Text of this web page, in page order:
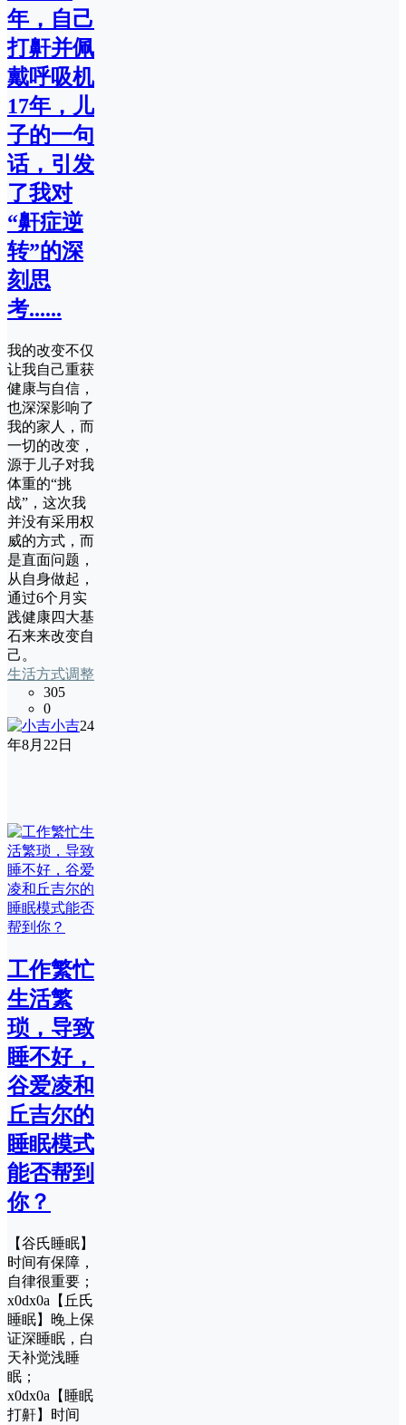
年，自己
打鼾并佩
戴呼吸机
17年，儿
子的一句
话，引发
了我对
“鼾症逆
转”的深
刻思
考......
我的改变不仅
让我自己重获
健康与自信，
也深深影响了
我的家人，而
一切的改变，
源于儿子对我
体重的“挑
战”，这次我
并没有采用权
威的方式，而
是直面问题，
从自身做起，
通过6个月实
践健康四大基
石来来改变自
己。
生活方式调整
305
0
小吉24
年8月22日
工作繁忙
生活繁
琐，导致
睡不好，
谷爱凌和
丘吉尔的
睡眠模式
能否帮到
你？
【谷氏睡眠】
时间有保障，
自律很重要；
x0dx0a【丘氏
睡眠】晚上保
证深睡眠，白
天补觉浅睡
眠；
x0dx0a【睡眠
打鼾】时间